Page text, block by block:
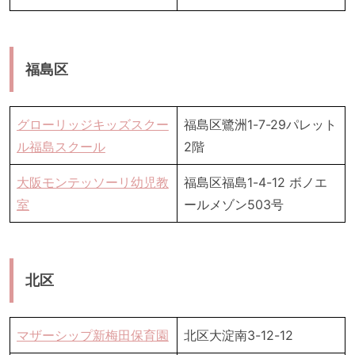
福島区
グローリッジキッズスクー
ル福島スクール
福島区鷺洲1-7-29パレット
2階
大阪モンテッソーリ幼児教
室
福島区福島1-4-12 ボノエ
ールメゾン503号
北区
マザーシップ新梅田保育園 北区大淀南3-12-12